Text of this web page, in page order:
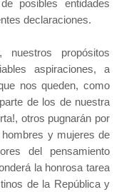
posibles entidades
declaraciones.
propósitos
aspiraciones, a
nos queden, como
de los de nuestra
otros pugnarán por
y mujeres de
del pensamiento
la honrosa tarea
de la República y